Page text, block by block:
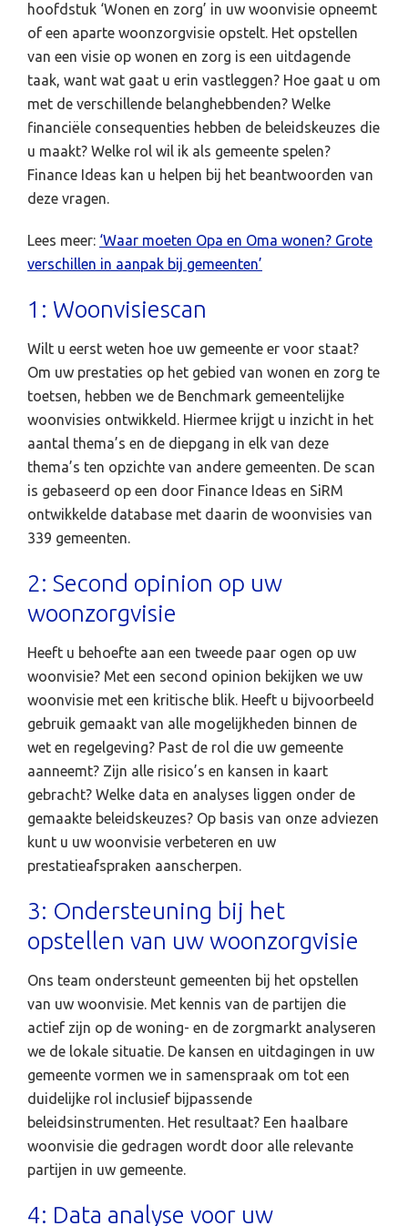
hoofdstuk ‘Wonen en zorg’ in uw woonvisie opneemt
of een aparte woonzorgvisie opstelt. Het opstellen
van een visie op wonen en zorg is een uitdagende
taak, want wat gaat u erin vastleggen? Hoe gaat u om
met de verschillende belanghebbenden? Welke
financiële consequenties hebben de beleidskeuzes die
u maakt? Welke rol wil ik als gemeente spelen?
Finance Ideas kan u helpen bij het beantwoorden van
deze vragen.
Lees meer: ‘Waar moeten Opa en Oma wonen? Grote
verschillen in aanpak bij gemeenten’
1: Woonvisiescan
Wilt u eerst weten hoe uw gemeente er voor staat?
Om uw prestaties op het gebied van wonen en zorg te
toetsen, hebben we de Benchmark gemeentelijke
woonvisies ontwikkeld. Hiermee krijgt u inzicht in het
aantal thema’s en de diepgang in elk van deze
thema’s ten opzichte van andere gemeenten. De scan
is gebaseerd op een door Finance Ideas en SiRM
ontwikkelde database met daarin de woonvisies van
339 gemeenten.
2: Second opinion op uw
woonzorgvisie
Heeft u behoefte aan een tweede paar ogen op uw
woonvisie? Met een second opinion bekijken we uw
woonvisie met een kritische blik. Heeft u bijvoorbeeld
gebruik gemaakt van alle mogelijkheden binnen de
wet en regelgeving? Past de rol die uw gemeente
aanneemt? Zijn alle risico’s en kansen in kaart
gebracht? Welke data en analyses liggen onder de
gemaakte beleidskeuzes? Op basis van onze adviezen
kunt u uw woonvisie verbeteren en uw
prestatieafspraken aanscherpen.
3: Ondersteuning bij het
opstellen van uw woonzorgvisie
Ons team ondersteunt gemeenten bij het opstellen
van uw woonvisie. Met kennis van de partijen die
actief zijn op de woning- en de zorgmarkt analyseren
we de lokale situatie. De kansen en uitdagingen in uw
gemeente vormen we in samenspraak om tot een
duidelijke rol inclusief bijpassende
beleidsinstrumenten. Het resultaat? Een haalbare
woonvisie die gedragen wordt door alle relevante
partijen in uw gemeente.
4: Data analyse voor uw